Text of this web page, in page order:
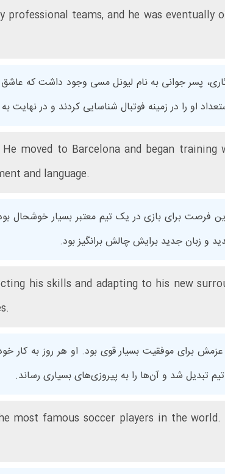
teams, and he was eventually
پسر جوانی به نام لیونل مسی وجود داشت که
او را در زمینه فوتبال شناسایی کردند و در نهایت
moved to Barcelona and began training
and language.
فرصت برای بازی در یک تیم معتبر بسیار خوشحال
و زبان جدید برایش چالش برانگیز بود.
his skills and adapting to his new
برای موفقیت بسیار قوی بود. او هر روز به کار
تبدیل شد و آن‌ها را به پیروزی‌های بسیاری رساند.
most famous soccer players in the world.